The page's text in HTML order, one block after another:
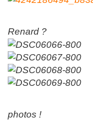
Renard ?
Merci à
photos !